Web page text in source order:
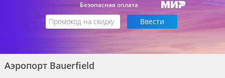
Безопасная оплата
Аэропорт Bauerfield